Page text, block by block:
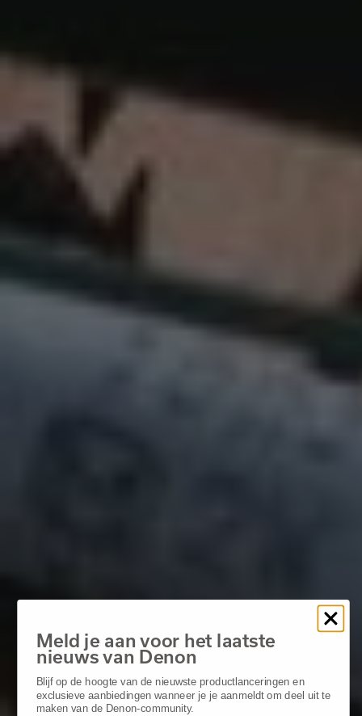
Meld je aan voor het laatste
nieuws van Denon
Blijf op de hoogte van de nieuwste productlanceringen en
exclusieve aanbiedingen wanneer je je aanmeldt om deel uit te
maken van de Denon-community.